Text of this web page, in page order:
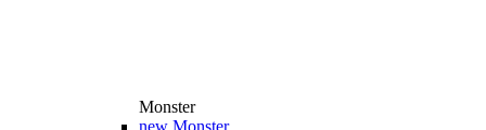
Monster
new Monster